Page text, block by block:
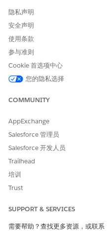
隐私声明
安全声明
使用条款
参与准则
Cookie 首选项中心
您的隐私选择
COMMUNITY
AppExchange
Salesforce 管理员
Salesforce 开发人员
Trailhead
培训
Trust
SUPPORT & SERVICES
需要帮助？查找更多资源，或联系